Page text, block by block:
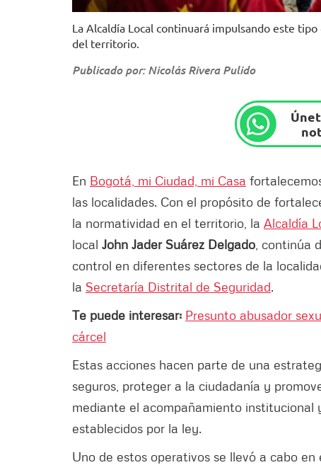
La Alcaldía Local continuará impulsando este
del territorio.
Publicado por: Nicolás Rivera Pulido
En Bogotá, mi Ciudad, mi Casa
las localidades. Con el propósito de
la normatividad en el territorio, la Alcaldía
local John Jader Suárez Delgado , continúa
control en diferentes sectores de la
la Secretaría Distrital de Seguridad.
Te puede interesar: Presunto abusador
cárcel
Estas acciones hacen parte de una
seguros, proteger a la ciudadanía y
mediante el acompañamiento institucional
establecidos por la ley.
Uno de estos operativos se llevó a cabo en